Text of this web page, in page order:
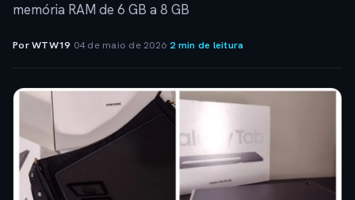
memória RAM de 6 GB a 8 GB
Por WTW19· 04 de maio de 2026·2 min de leitura